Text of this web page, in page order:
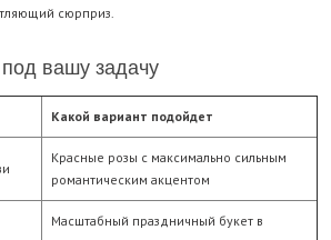
сюрприз.
вашу задачу
Какой вариант подойдет
Красные розы с максимально сильным
романтическим акцентом
Масштабный праздничный букет в